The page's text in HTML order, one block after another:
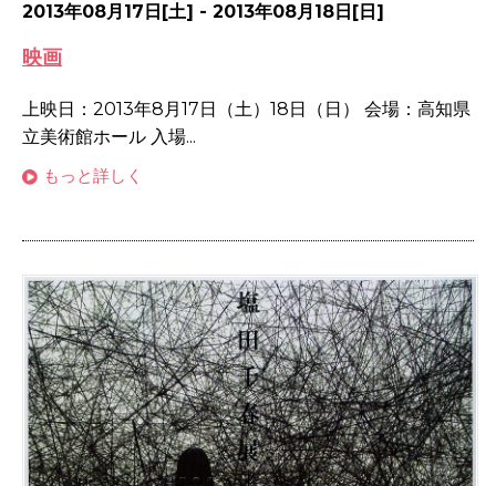
2013年08月17日[土] - 2013年08月18日[日]
映画
上映日：2013年8月17日（土）18日（日） 会場：高知県
立美術館ホール 入場...
もっと詳しく